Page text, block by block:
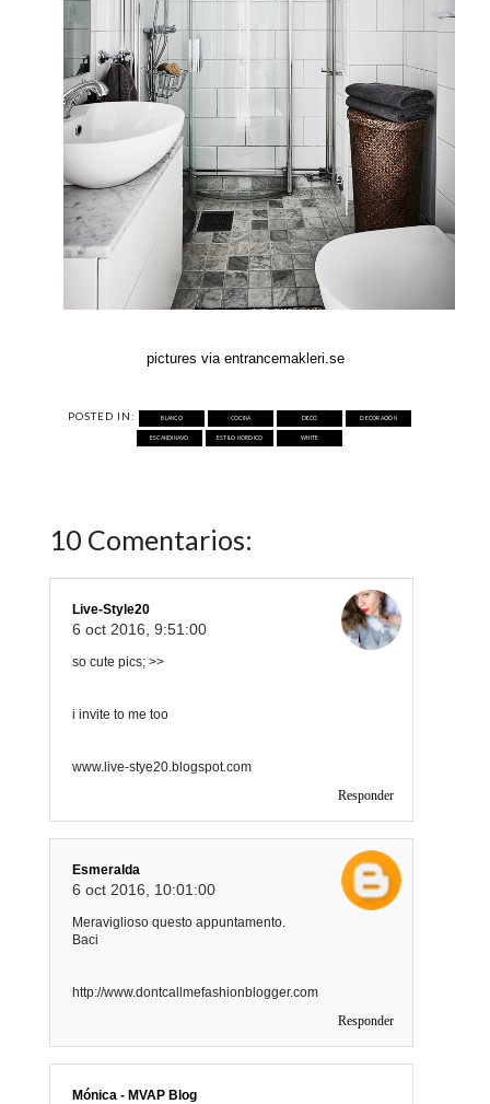
pictures via entrancemakleri.se
POSTED IN: BLANCO COCINA DECO DECORACIÓN
ESCANDINAVO ESTILO NÓRDICO WHITE
10 Comentarios:
Live-Style20
6 oct 2016, 9:51:00
so cute pics; >>
i invite to me too
www.live-stye20.blogspot.com
Responder
Esmeralda
6 oct 2016, 10:01:00
Meraviglioso questo appuntamento.
Baci
http://www.dontcallmefashionblogger.com
Responder
Mónica - MVAP Blog